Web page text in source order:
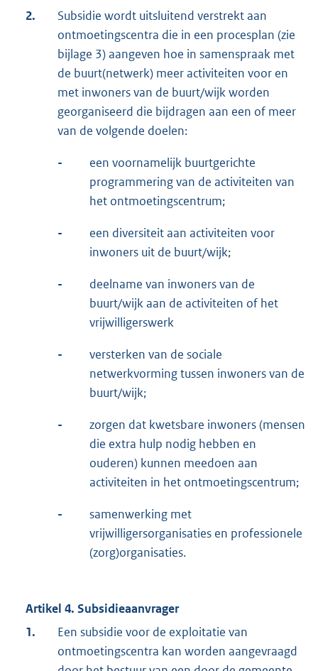
2.
Subsidie wordt uitsluitend verstrekt aan
ontmoetingscentra die in een procesplan (zie
bijlage 3) aangeven hoe in samenspraak met
de buurt(netwerk) meer activiteiten voor en
met inwoners van de buurt/wijk worden
georganiseerd die bijdragen aan een of meer
van de volgende doelen:
-
een voornamelijk buurtgerichte
programmering van de activiteiten van
het ontmoetingscentrum;
-
een diversiteit aan activiteiten voor
inwoners uit de buurt/wijk;
-
deelname van inwoners van de
buurt/wijk aan de activiteiten of het
vrijwilligerswerk
-
versterken van de sociale
netwerkvorming tussen inwoners van de
buurt/wijk;
-
zorgen dat kwetsbare inwoners (mensen
die extra hulp nodig hebben en
ouderen) kunnen meedoen aan
activiteiten in het ontmoetingscentrum;
-
samenwerking met
vrijwilligersorganisaties en professionele
(zorg)organisaties.
Artikel 4. Subsidieaanvrager
1.
Een subsidie voor de exploitatie van
ontmoetingscentra kan worden aangevraagd